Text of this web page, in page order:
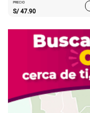
PRECIO
S/ 47.90